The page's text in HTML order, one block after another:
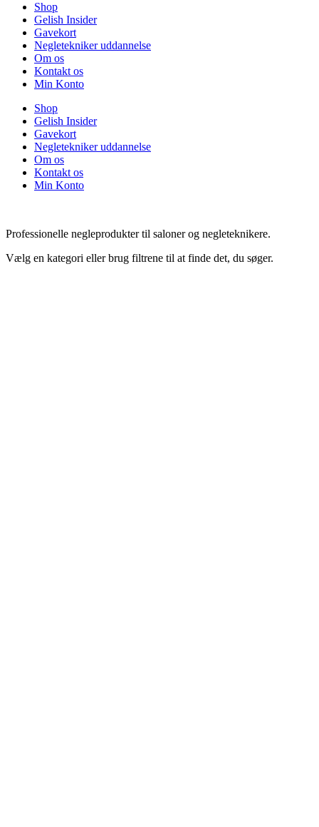
Shop
Gelish Insider
Gavekort
Negletekniker uddannelse
Om os
Kontakt os
Min Konto
Shop
Gelish Insider
Gavekort
Negletekniker uddannelse
Om os
Kontakt os
Min Konto
Professionelle negleprodukter til saloner og negleteknikere.
Vælg en kategori eller brug filtrene til at finde det, du søger.